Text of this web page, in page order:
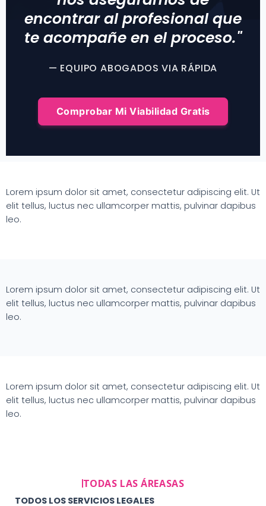
encontrar al profesional que
te acompañe en el proceso."
— EQUIPO ABOGADOS VIA RÁPIDA
Comprobar Mi Viabilidad Gratis
Lorem ipsum dolor sit amet, consectetur adipiscing elit. Ut
elit tellus, luctus nec ullamcorper mattis, pulvinar dapibus
leo.
Lorem ipsum dolor sit amet, consectetur adipiscing elit. Ut
elit tellus, luctus nec ullamcorper mattis, pulvinar dapibus
leo.
Lorem ipsum dolor sit amet, consectetur adipiscing elit. Ut
elit tellus, luctus nec ullamcorper mattis, pulvinar dapibus
leo.
TODAS LAS ÁREASAS
TODOS LOS SERVICIOS LEGALES